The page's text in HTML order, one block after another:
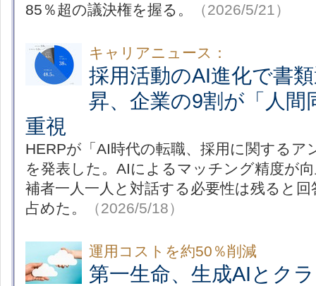
85％超の議決権を握る。
（2026/5/21）
キャリアニュース：
採用活動のAI進化で書
昇、企業の9割が「人間
重視
HERPが「AI時代の転職、採用に関するア
を発表した。AIによるマッチング精度が
補者一人一人と対話する必要性は残ると
占めた。
（2026/5/18）
運用コストを約50％削減
第一生命、生成AIとク